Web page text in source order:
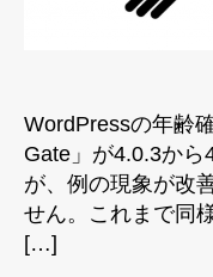
WordPressの年齢
Gate」が4.0.3から
が、例の現象が改
せん。これまで同
[…]